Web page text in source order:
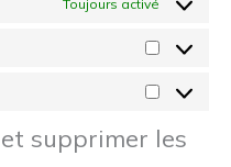
Toujours activé
Marketing
supprimer les